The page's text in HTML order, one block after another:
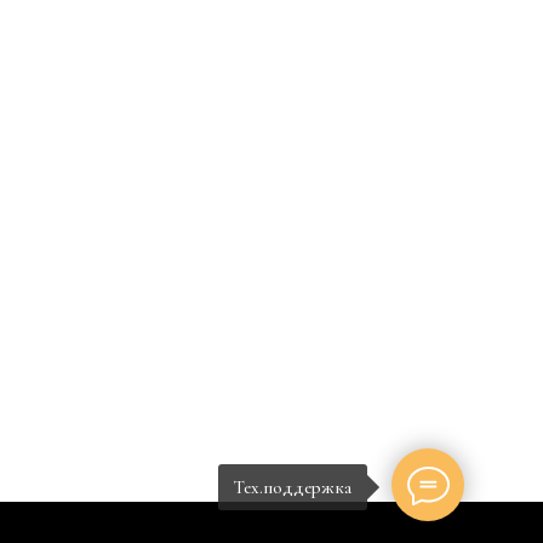
Тех.поддержка